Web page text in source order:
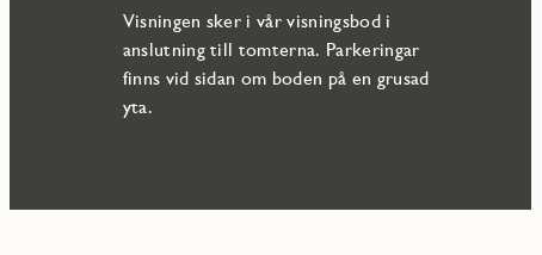
Visningen sker i vår visningsbod i
anslutning till tomterna. Parkeringar
finns vid sidan om boden på en grusad
yta.